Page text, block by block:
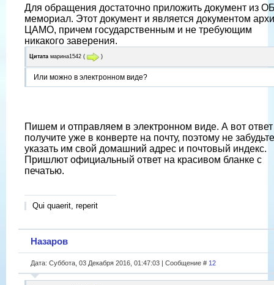
Для обращения достаточно приложить документ из
мемориал. Этот документ и является документом
ЦАМО, причем государственным и не требующим
никакого заверения.
Цитата марина1542 ( )
Или можно в электронном виде?
Пишем и отправляем в электронном виде. А вот
получите уже в конверте на почту, поэтому не забудьте
указать им свой домашний адрес и почтовый индекс.
Пришлют официальный ответ на красивом бланке с
печатью.
Qui quaerit, reperit
Назаров
Дата: Суббота, 03 Декабря 2016, 01:47:03 | Сообщение # 12